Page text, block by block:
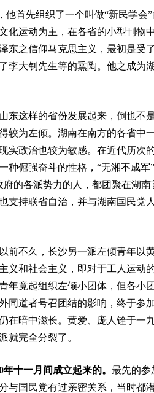
首先组织了一个叫做“新民学会
化运动为主，在各省的小型刊物
东之信仰马克思主义，最初是受
李大钊先生等的熏陶。他之成为
东这样的省份发展起来，倒也不
较为左倾。湖南在南方的各省中
实政治也较为敏感。在近代历次
种倔强奋斗的性格，“无湘不成
的各派势力的人，都团聚在湖
支持联省自治，并与湖南国民党
前不久，长沙另一派左倾青年以
义和社会主义，即对于工人运动
年竟起组织左倾小团体，但各小
同道者号召团结的影响，终于参
在暗中滋长。黄爱、庞人铨于一
就完全分裂了。
年十一月间成立起来的。 最先的参
与国民党有过亲密关系，当时都